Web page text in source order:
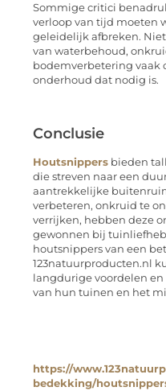
Sommige critici
verloop van tijd moeten
geleidelijk afbreken.
van waterbehoud,
bodemverbetering vaak
onderhoud dat nodig is.
Conclusie
Houtsnippers bieden
die streven naar een
aantrekkelijke
verbeteren, onkruid te
verrijken, hebben deze
gewonnen bij
houtsnippers van een
123natuurproducten.nl
langdurige voordelen
van hun tuinen en het
https://
bedekking/